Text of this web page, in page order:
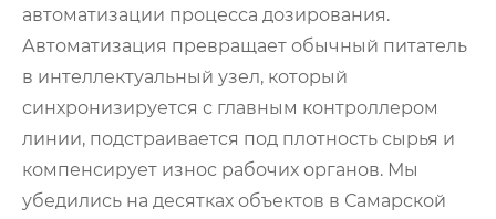
автоматизации процесса дозирования.
Автоматизация превращает обычный питатель
в интеллектуальный узел, который
синхронизируется с главным контроллером
линии, подстраивается под плотность сырья и
компенсирует износ рабочих органов. Мы
убедились на десятках объектов в Самарской